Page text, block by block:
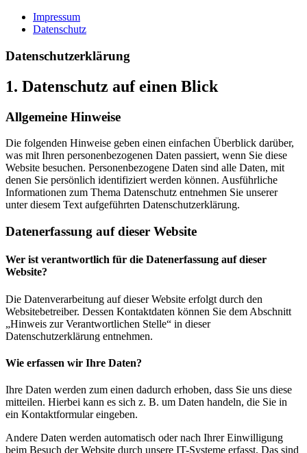
Impressum
Datenschutz
Datenschutz­erklärung
1. Datenschutz auf einen Blick
Allgemeine Hinweise
Die folgenden Hinweise geben einen einfachen Überblick darüber,
was mit Ihren personenbezogenen Daten passiert, wenn Sie diese
Website besuchen. Personenbezogene Daten sind alle Daten, mit
denen Sie persönlich identifiziert werden können. Ausführliche
Informationen zum Thema Datenschutz entnehmen Sie unserer
unter diesem Text aufgeführten Datenschutzerklärung.
Datenerfassung auf dieser Website
Wer ist verantwortlich für die Datenerfassung auf dieser
Website?
Die Datenverarbeitung auf dieser Website erfolgt durch den
Websitebetreiber. Dessen Kontaktdaten können Sie dem Abschnitt
„Hinweis zur Verantwortlichen Stelle“ in dieser
Datenschutzerklärung entnehmen.
Wie erfassen wir Ihre Daten?
Ihre Daten werden zum einen dadurch erhoben, dass Sie uns diese
mitteilen. Hierbei kann es sich z. B. um Daten handeln, die Sie in
ein Kontaktformular eingeben.
Andere Daten werden automatisch oder nach Ihrer Einwilligung
beim Besuch der Website durch unsere IT-Systeme erfasst. Das sind